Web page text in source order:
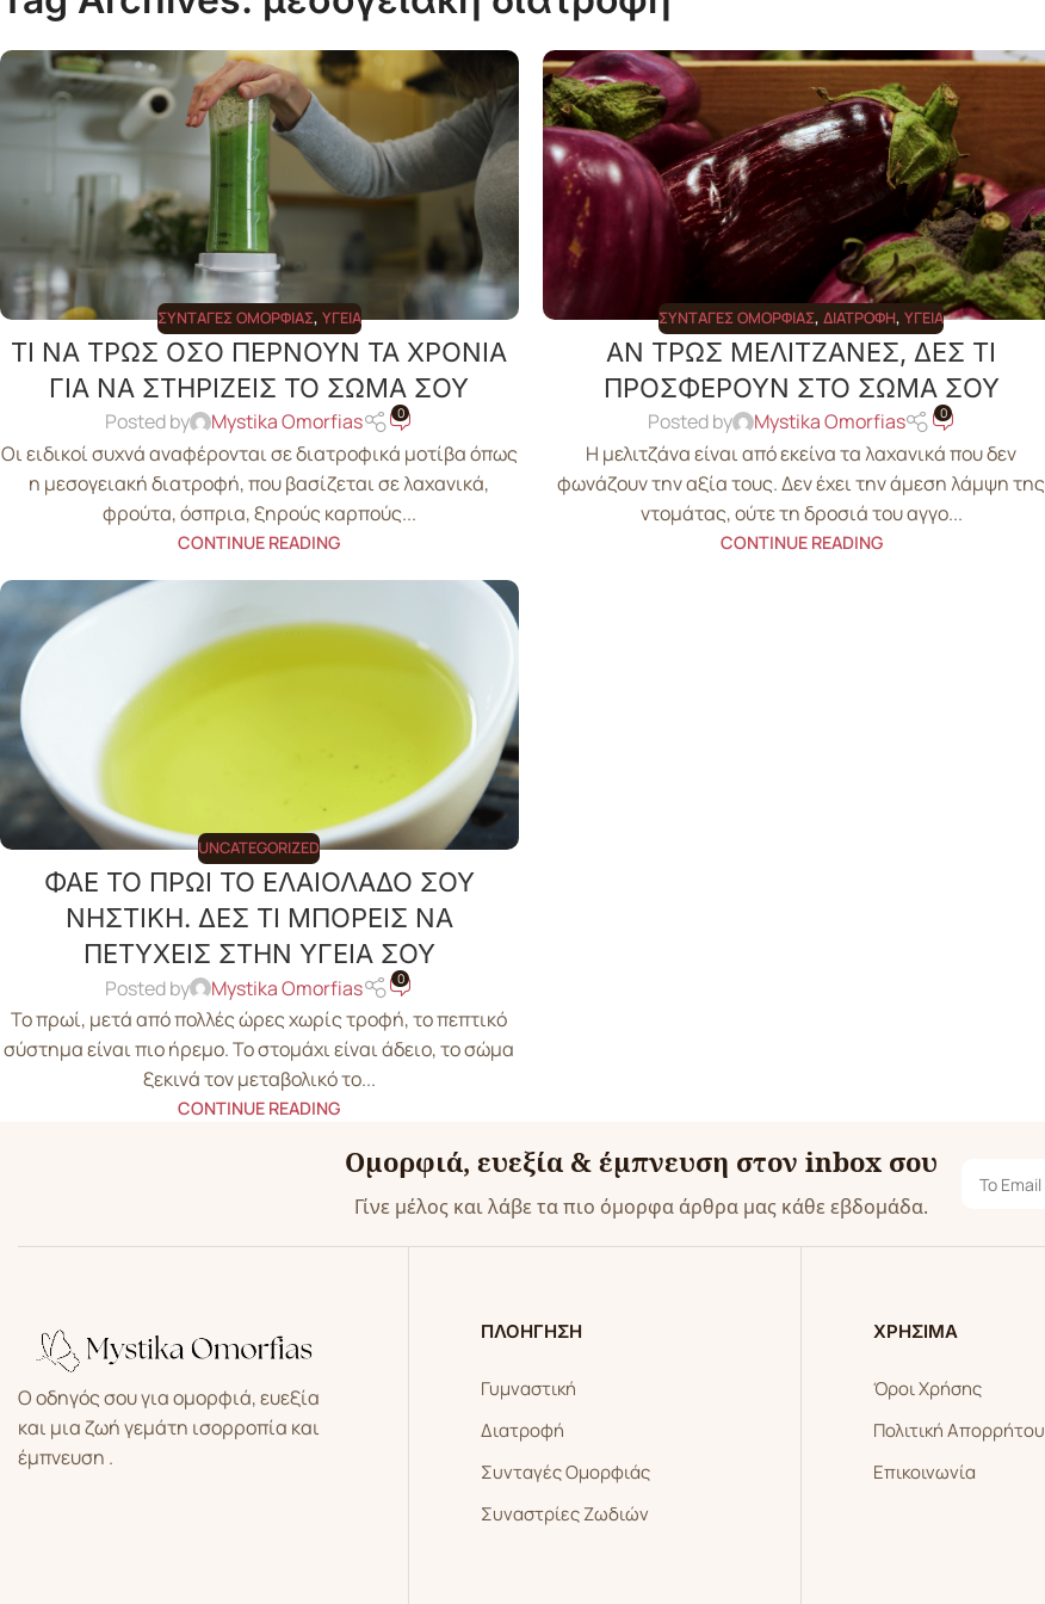
ΣΥΝΤΑΓΈΣ ΟΜΟΡΦΙΆΣ, ΥΓΕΊΑ
ΤΙ ΝΑ ΤΡΩΣ ΟΣΟ ΠΕΡΝΟΥΝ ΤΑ ΧΡΟΝΙΑ
ΓΙΑ ΝΑ ΣΤΗΡΙΖΕΙΣ ΤΟ ΣΩΜΑ ΣΟΥ
Posted by Mystika Omorfias 0
Οι ειδικοί συχνά αναφέρονται σε διατροφικά μοτίβα όπως
η μεσογειακή διατροφή, που βασίζεται σε λαχανικά,
φρούτα, όσπρια, ξηρούς καρπούς...
CONTINUE READING
ΣΥΝΤΑΓΈΣ ΟΜΟΡΦΙΆΣ,ΔΙΑΤΡΟΦΉ,ΥΓΕΊΑ
ΑΝ ΤΡΩΣ ΜΕΛΙΤΖΑΝΕΣ, ΔΕΣ ΤΙ
ΠΡΟΣΦΕΡΟΥΝ ΣΤΟ ΣΩΜΑ ΣΟΥ
Posted by Mystika Omorfias 0
Η μελιτζάνα είναι από εκείνα τα λαχανικά που δεν
φωνάζουν την αξία τους. Δεν έχει την άμεση λάμψη της
ντομάτας, ούτε τη δροσιά του αγγο...
CONTINUE READING
UNCATEGORIZED
ΦΑΕ ΤΟ ΠΡΩΙ ΤΟ ΕΛΑΙΟΛΑΔΟ ΣΟΥ
ΝΗΣΤΙΚΗ. ΔΕΣ ΤΙ ΜΠΟΡΕΙΣ ΝΑ
ΠΕΤΥΧΕΙΣ ΣΤΗΝ ΥΓΕΙΑ ΣΟΥ
Posted by Mystika Omorfias 0
Το πρωί, μετά από πολλές ώρες χωρίς τροφή, το πεπτικό
σύστημα είναι πιο ήρεμο. Το στομάχι είναι άδειο, το σώμα
ξεκινά τον μεταβολικό το...
CONTINUE READING
Ομορφιά, ευεξία & έμπνευση στον inbox σου
Γίνε μέλος και λάβε τα πιο όμορφα άρθρα μας κάθε εβδομάδα.
Ο οδηγός σου για ομορφιά, ευεξία
και μια ζωή γεμάτη ισορροπία και
έμπνευση .
ΠΛΟΗΓΗΣΗ
Γυμναστική
Διατροφή
Συνταγές Ομορφιάς
Συναστρίες Ζωδιών
ΧΡΗΣΙΜΑ
Όροι Χρήσης
Πολιτική Απορρήτου
Επικοινωνία